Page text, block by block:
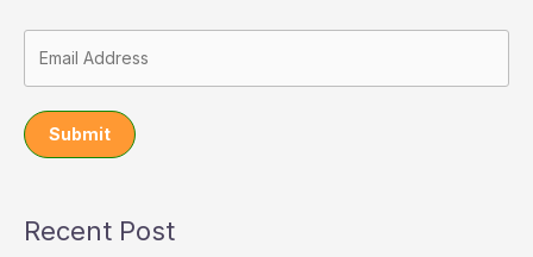
Submit
Recent Post